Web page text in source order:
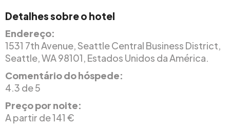
Detalhes sobre o hotel
Endereço:
1531 7th Avenue, Seattle Central Business District,
Seattle, WA 98101, Estados Unidos da América.
Comentário do hóspede:
4.3 de 5
Preço por noite:
A partir de 141 €